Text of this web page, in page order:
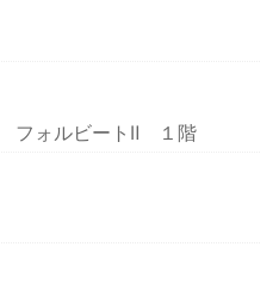
フォルビートⅡ １階